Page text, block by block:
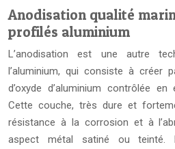
Anodisation qualité
profilés aluminium
L’anodisation est une autre
l’aluminium, qui consiste à créer
d’oxyde d’aluminium contrôlée
Cette couche, très dure et
résistance à la corrosion et à
aspect métal satiné ou teinté.